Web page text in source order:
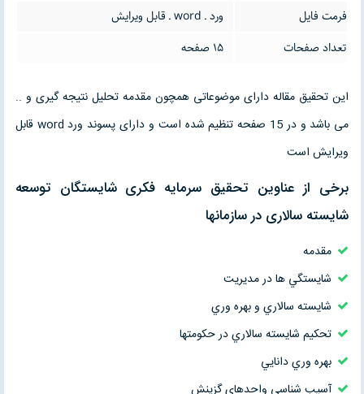
فرمت فایل
ورد ـ word ـ قابل ویرایش
تعداد صفحات
15 صفحه
این تحقیق مقاله دارای موضوعاتی همچون مقدمه تحلیل نتیجه گیری و ..
می باشد و در 15 صفحه تنظیم شده است و دارای پسوند ورد word قابل
ویرایش است
برخی از عناوین تحقیق سرمايه فكری شايستگان توسعه
شايسته سالاری در سازمانها
مقدمه
شايستگي ها در مديريت
شايسته سالاري و بهره وري
تحكيم شايسته سالاري در حكومتها
بهره وري دانايي
آسيب شناسي واحدهاي گزينش